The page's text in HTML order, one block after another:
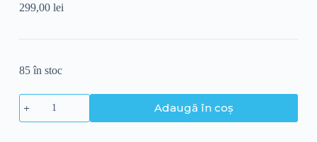
299,00 lei
85 în stoc
Adaugă în coș